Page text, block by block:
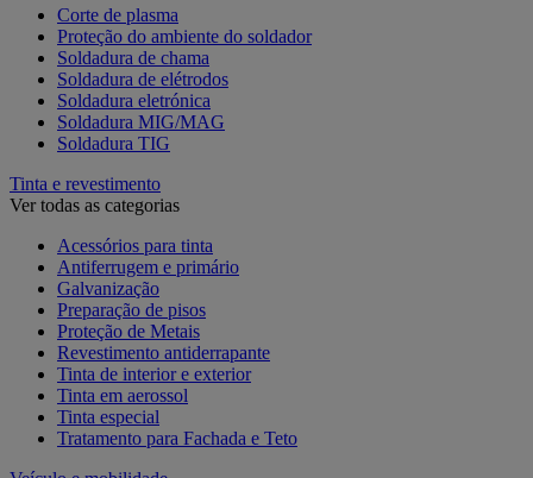
Corte de plasma
Proteção do ambiente do soldador
Soldadura de chama
Soldadura de elétrodos
Soldadura eletrónica
Soldadura MIG/MAG
Soldadura TIG
Tinta e revestimento
Ver todas as categorias
Acessórios para tinta
Antiferrugem e primário
Galvanização
Preparação de pisos
Proteção de Metais
Revestimento antiderrapante
Tinta de interior e exterior
Tinta em aerossol
Tinta especial
Tratamento para Fachada e Teto